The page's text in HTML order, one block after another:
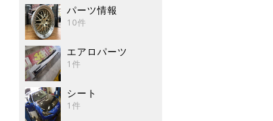
パーツ情報
10件
エアロパーツ
1件
シート
1件